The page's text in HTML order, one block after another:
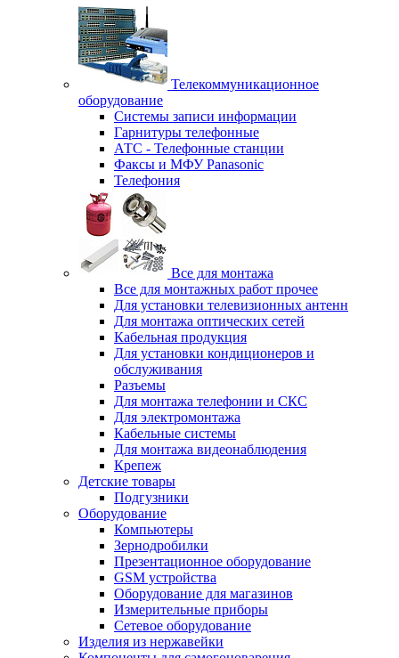
Телекоммуникационное
оборудование
Системы записи информации
Гарнитуры телефонные
АТС - Телефонные станции
Факсы и МФУ Panasonic
Телефония
Все для монтажа
Все для монтажных работ прочее
Для установки телевизионных антенн
Для монтажа оптических сетей
Кабельная продукция
Для установки кондиционеров и
обслуживания
Разъемы
Для монтажа телефонии и СКС
Для электромонтажа
Кабельные системы
Для монтажа видеонаблюдения
Крепеж
Детские товары
Подгузники
Оборудование
Компьютеры
Зернодробилки
Презентационное оборудование
GSM устройства
Оборудование для магазинов
Измерительные приборы
Сетевое оборудование
Изделия из нержавейки